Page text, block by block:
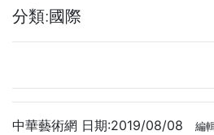
分類:國際
中華藝術網 日期:2019/08/08 編